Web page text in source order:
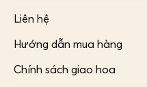
Liên hệ
Hướng dẫn mua hàng
Chính sách giao hoa